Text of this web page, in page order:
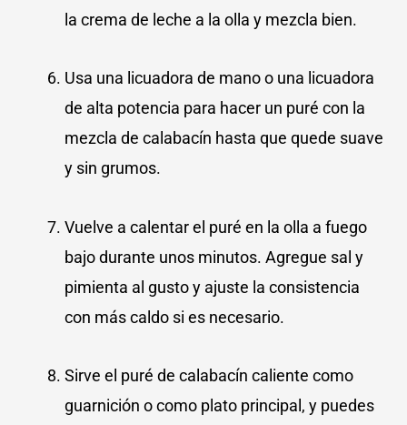
la crema de leche a la olla y mezcla bien.
Usa una licuadora de mano o una licuadora
de alta potencia para hacer un puré con la
mezcla de calabacín hasta que quede suave
y sin grumos.
Vuelve a calentar el puré en la olla a fuego
bajo durante unos minutos. Agregue sal y
pimienta al gusto y ajuste la consistencia
con más caldo si es necesario.
Sirve el puré de calabacín caliente como
guarnición o como plato principal, y puedes